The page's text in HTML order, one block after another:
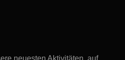
neuesten Aktivitäten, auf